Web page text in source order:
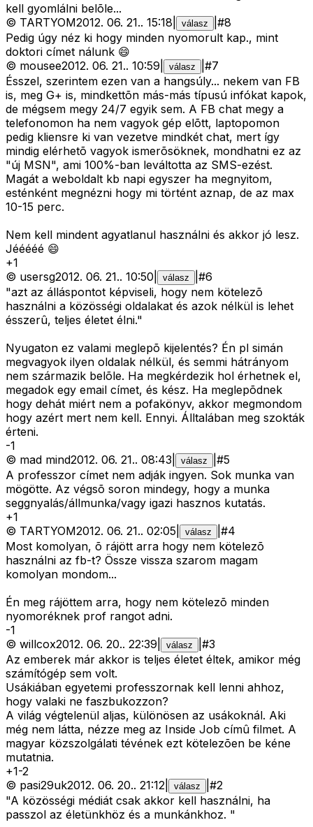
kell gyomlálni belõle...
© TARTYOM2012. 06. 21.. 15:18 válasz #8
Pedig úgy néz ki hogy minden nyomorult kap., mint
doktori címet nálunk 😄
© mousee2012. 06. 21.. 10:59 válasz #7
Ésszel, szerintem ezen van a hangsúly... nekem van FB
is, meg G+ is, mindkettõn más-más típusú infókat kapok,
de mégsem megy 24/7 egyik sem. A FB chat megy a
telefonomon ha nem vagyok gép elõtt, laptopomon
pedig kliensre ki van vezetve mindkét chat, mert így
mindig elérhetõ vagyok ismerõsöknek, mondhatni ez az
"új MSN", ami 100%-ban leváltotta az SMS-ezést.
Magát a weboldalt kb napi egyszer ha megnyitom,
esténként megnézni hogy mi történt aznap, de az max
10-15 perc.
Nem kell mindent agyatlanul használni és akkor jó lesz.
Jééééé 😄
+1
© usersg2012. 06. 21.. 10:50 válasz #6
"azt az álláspontot képviseli, hogy nem kötelezõ
használni a közösségi oldalakat és azok nélkül is lehet
ésszerû, teljes életet élni."
Nyugaton ez valami meglepõ kijelentés? Én pl simán
megvagyok ilyen oldalak nélkül, és semmi hátrányom
nem származik belõle. Ha megkérdezik hol érhetnek el,
megadok egy email címet, és kész. Ha meglepõdnek
hogy dehát miért nem a pofakönyv, akkor megmondom
hogy azért mert nem kell. Ennyi. Álltalában meg szokták
érteni.
-1
© mad mind2012. 06. 21.. 08:43 válasz #5
A professzor címet nem adják ingyen. Sok munka van
mögötte. Az végsõ soron mindegy, hogy a munka
seggnyalás/állmunka/vagy igazi hasznos kutatás.
+1
© TARTYOM2012. 06. 21.. 02:05 válasz #4
Most komolyan, õ rájött arra hogy nem kötelezõ
használni az fb-t? Össze vissza szarom magam
komolyan mondom...
Én meg rájöttem arra, hogy nem kötelezõ minden
nyomoréknek prof rangot adni.
-1
© willcox2012. 06. 20.. 22:39 válasz #3
Az emberek már akkor is teljes életet éltek, amikor még
számítógép sem volt.
Usákiában egyetemi professzornak kell lenni ahhoz,
hogy valaki ne faszbukozzon?
A világ végtelenül aljas, különösen az usákoknál. Aki
még nem látta, nézze meg az Inside Job címû filmet. A
magyar közszolgálati tévének ezt kötelezõen be kéne
mutatnia.
+1-2
© pasi29uk2012. 06. 20.. 21:12 válasz #2
"A közösségi médiát csak akkor kell használni, ha
passzol az életünkhöz és a munkánkhoz. "